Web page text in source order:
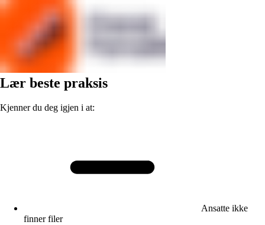
Lær beste praksis
Kjenner du deg igjen i at:
Ansatte ikke
finner filer